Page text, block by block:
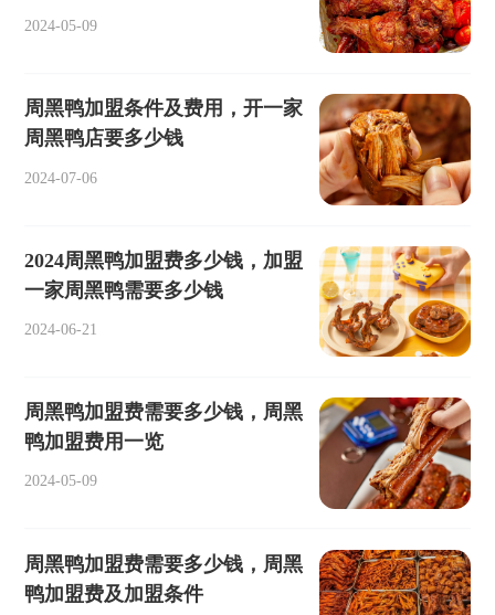
2024-05-09
周黑鸭加盟条件及费用，开一家
周黑鸭店要多少钱
2024-07-06
2024周黑鸭加盟费多少钱，加盟
一家周黑鸭需要多少钱
2024-06-21
周黑鸭加盟费需要多少钱，周黑
鸭加盟费用一览
2024-05-09
周黑鸭加盟费需要多少钱，周黑
鸭加盟费及加盟条件